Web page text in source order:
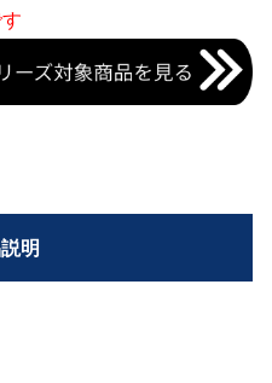
明